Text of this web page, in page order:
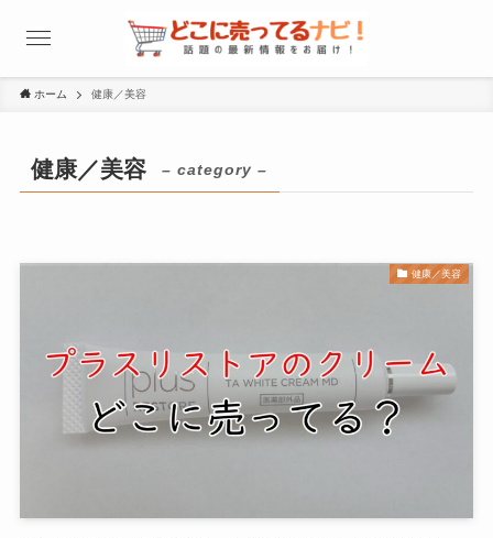
ホーム 健康／美容
健康／美容 – category –
健康／美容